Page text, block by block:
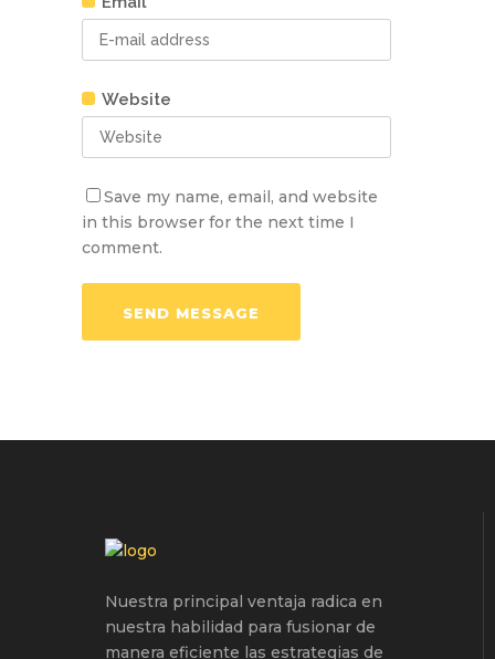
Website
Save my name, email, and website
in this browser for the next time I
comment.
Nuestra principal ventaja radica en
nuestra habilidad para fusionar de
manera eficiente las estrategias de